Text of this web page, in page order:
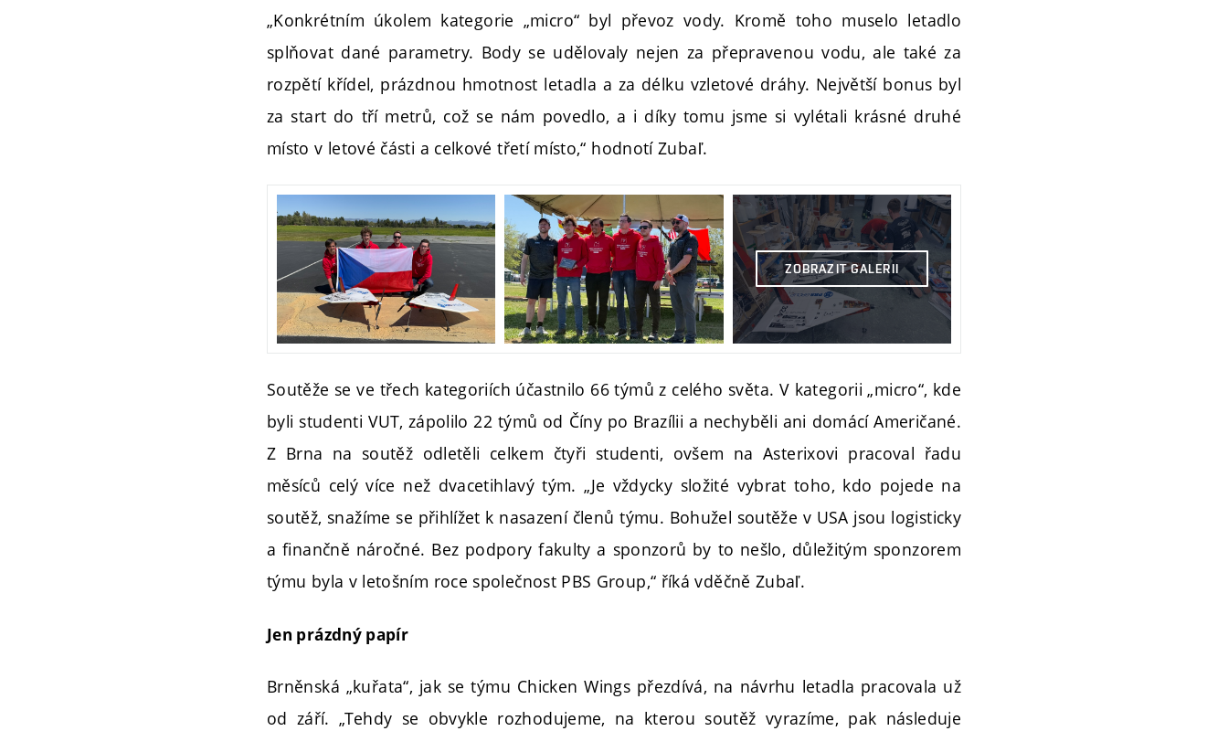
„Konkrétním úkolem kategorie „micro“ byl převoz vody. Kromě toho muselo letadlo
splňovat dané parametry. Body se udělovaly nejen za přepravenou vodu, ale také za
rozpětí křídel, prázdnou hmotnost letadla a za délku vzletové dráhy. Největší bonus byl
za start do tří metrů, což se nám povedlo, a i díky tomu jsme si vylétali krásné druhé
místo v letové části a celkové třetí místo,“ hodnotí Zubaľ.
ZOBRAZIT GALERII
Soutěže se ve třech kategoriích účastnilo 66 týmů z celého světa. V kategorii „micro“, kde
byli studenti VUT, zápolilo 22 týmů od Číny po Brazílii a nechyběli ani domácí Američané.
Z Brna na soutěž odletěli celkem čtyři studenti, ovšem na Asterixovi pracoval řadu
měsíců celý více než dvacetihlavý tým. „Je vždycky složité vybrat toho, kdo pojede na
soutěž, snažíme se přihlížet k nasazení členů týmu. Bohužel soutěže v USA jsou logisticky
a finančně náročné. Bez podpory fakulty a sponzorů by to nešlo, důležitým sponzorem
týmu byla v letošním roce společnost PBS Group,“ říká vděčně Zubaľ.
Jen prázdný papír
Brněnská „kuřata“, jak se týmu Chicken Wings přezdívá, na návrhu letadla pracovala už
od září. „Tehdy se obvykle rozhodujeme, na kterou soutěž vyrazíme, pak následuje